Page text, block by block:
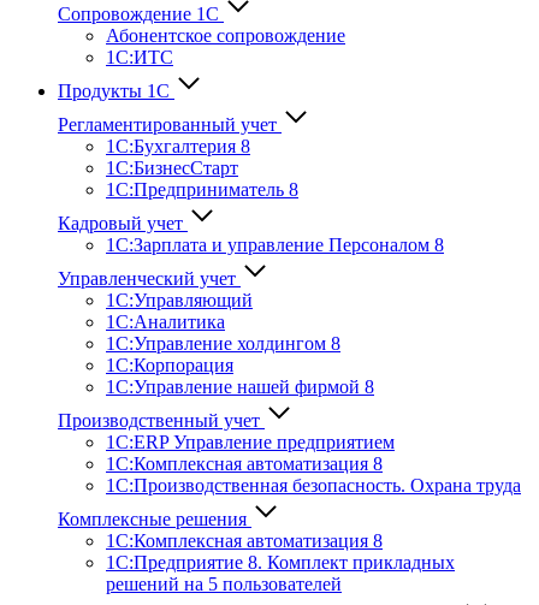
Сопровождение 1С
Абонентское сопровождение
1С:ИТС
Продукты 1С
Регламентированный учет
1C:Бухгалтерия 8
1С:БизнесСтарт
1C:Предприниматель 8
Кадровый учет
1С:Зарплата и управление Персона­лом 8
Управленческий учет
1С:Управляющий
1С:Аналитика
1С:Управление холдингом 8
1С:Корпорация
1С:Управление нашей фирмой 8
Производственный учет
1С:ERP Управление предприятием
1С:Комплексная автоматизация 8
1С:Производственная безопасность. Охрана труда
Комплексные решения
1С:Комплексная автоматизация 8
1С:Предприятие 8. Комплект прикладных
решений на 5 пользователей